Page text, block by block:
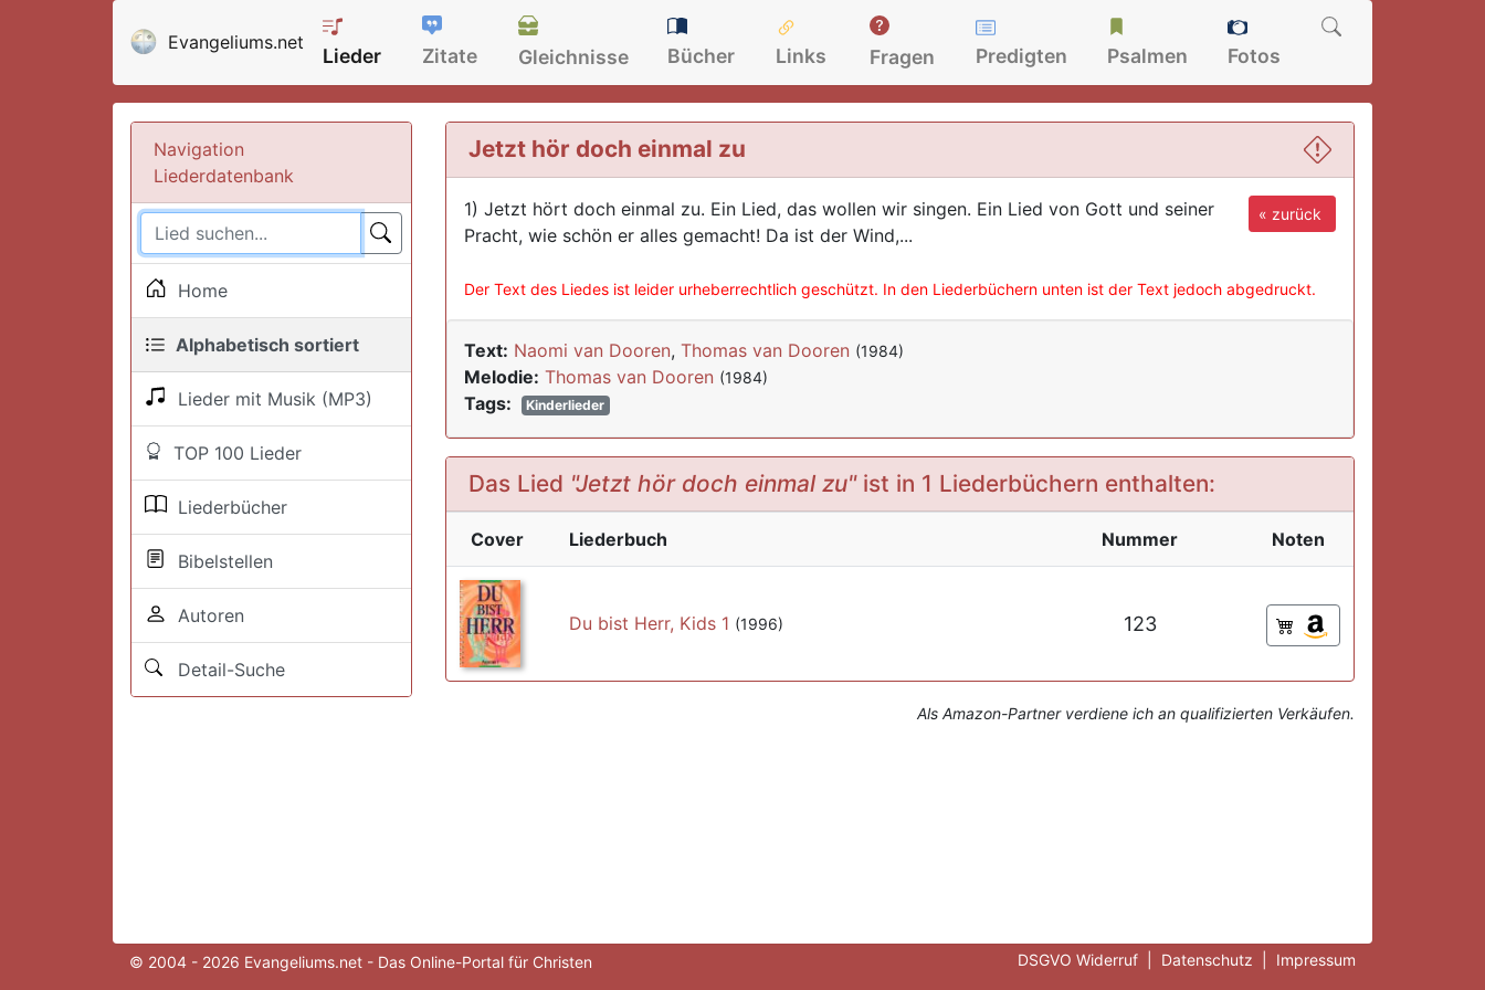
Evangeliums.net
Lieder Zitate Gleichnisse Bücher Links Fragen Predigten Psalmen Fotos
Navigation
Liederdatenbank
Home
Alphabetisch sortiert
Lieder mit Musik (MP3)
TOP 100 Lieder
Liederbücher
Bibelstellen
Autoren
Detail-Suche
Jetzt hör doch einmal zu
« zurück
1) Jetzt hört doch einmal zu. Ein Lied, das wollen wir singen. Ein Lied von Gott und seiner
Pracht, wie schön er alles gemacht! Da ist der Wind,...
Der Text des Liedes ist leider urheberrechtlich geschützt. In den Liederbüchern unten ist der Text jedoch abgedruckt.
Text: Naomi van Dooren, Thomas van Dooren (1984)
Melodie: Thomas van Dooren (1984)
Tags: Kinderlieder
Das Lied "Jetzt hör doch einmal zu"ist in 1 Liederbüchern enthalten:
Cover Liederbuch Nummer Noten
Du bist Herr, Kids 1 (1996) 123
Als Amazon-Partner verdiene ich an qualifizierten Verkäufen.
© 2004 - 2026 Evangeliums.net - Das Online-Portal für Christen DSGVO Widerruf Datenschutz Impressum